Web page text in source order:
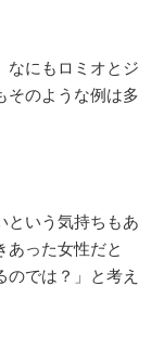
なにもロミオとジ
そのような例は多
という気持ちもあ
あった女性だと
のでは？」と考え